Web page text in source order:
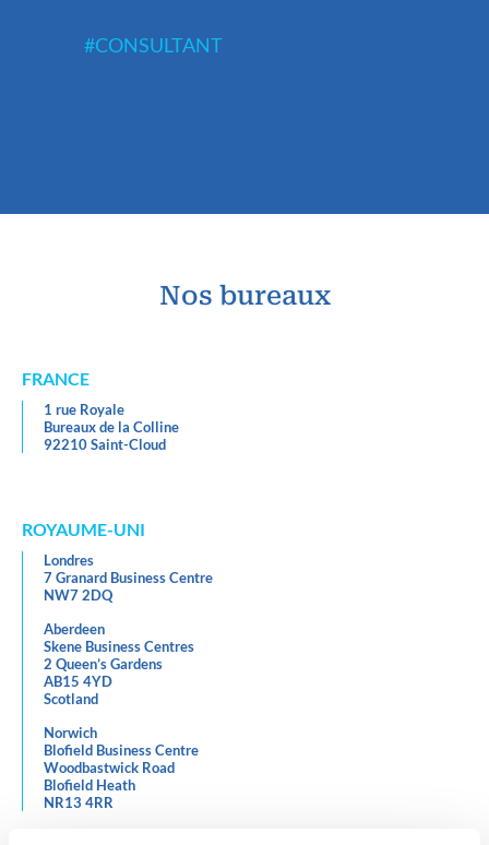
#CONSULTANT
Nos bureaux
FRANCE
1 rue Royale
Bureaux de la Colline
92210 Saint-Cloud
ROYAUME-UNI
Londres
7 Granard Business Centre
NW7 2DQ
Aberdeen
Skene Business Centres
2 Queen’s Gardens
AB15 4YD
Scotland
Norwich
Blofield Business Centre
Woodbastwick Road
Blofield Heath
NR13 4RR